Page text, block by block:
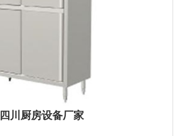
川厨房设备厂家